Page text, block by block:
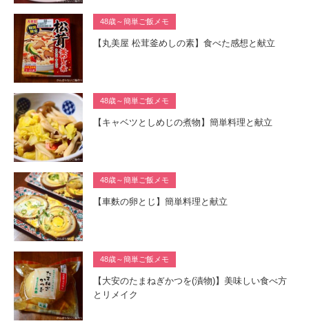
48歳～簡単ご飯メモ
【丸美屋 松茸釜めしの素】食べた感想と献立
48歳～簡単ご飯メモ
【キャベツとしめじの煮物】簡単料理と献立
48歳～簡単ご飯メモ
【車麩の卵とじ】簡単料理と献立
48歳～簡単ご飯メモ
【大安のたまねぎかつを(漬物)】美味しい食べ方
とリメイク